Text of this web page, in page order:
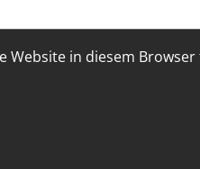
Website in diesem